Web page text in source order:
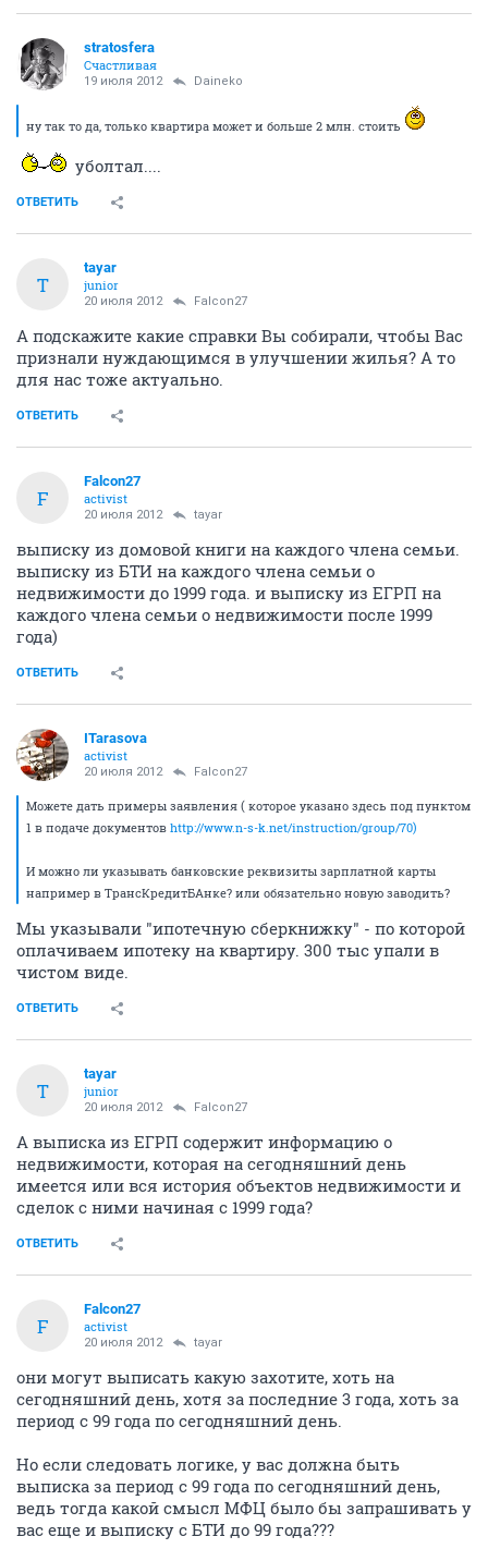
stratosfera
Счастливая
19 июля 2012 Daineko
ну так то да, только квартира может и больше 2 млн. стоить
уболтал....
ОТВЕТИТЬ
T
tayar
junior
20 июля 2012 Falcon27
А подскажите какие справки Вы собирали, чтобы Вас
признали нуждающимся в улучшении жилья? А то
для нас тоже актуально.
ОТВЕТИТЬ
F
Falcon27
activist
20 июля 2012 tayar
выписку из домовой книги на каждого члена семьи.
выписку из БТИ на каждого члена семьи о
недвижимости до 1999 года. и выписку из ЕГРП на
каждого члена семьи о недвижимости после 1999
года)
ОТВЕТИТЬ
ITarasova
activist
20 июля 2012 Falcon27
Можете дать примеры заявления ( которое указано здесь под пунктом
1 в подаче документов http://www.n-s-k.net/instruction/group/70)
И можно ли указывать банковские реквизиты зарплатной карты
например в ТрансКредитБАнке? или обязательно новую заводить?
Мы указывали "ипотечную сберкнижку" - по которой
оплачиваем ипотеку на квартиру. 300 тыс упали в
чистом виде.
ОТВЕТИТЬ
T
tayar
junior
20 июля 2012 Falcon27
А выписка из ЕГРП содержит информацию о
недвижимости, которая на сегодняшний день
имеется или вся история объектов недвижимости и
сделок с ними начиная с 1999 года?
ОТВЕТИТЬ
F
Falcon27
activist
20 июля 2012 tayar
они могут выписать какую захотите, хоть на
сегодняшний день, хотя за последние 3 года, хоть за
период с 99 года по сегодняшний день.
Но если следовать логике, у вас должна быть
выписка за период с 99 года по сегодняшний день,
ведь тогда какой смысл МФЦ было бы запрашивать у
вас еще и выписку с БТИ до 99 года???